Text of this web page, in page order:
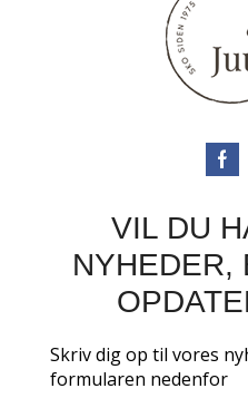
VIL DU
NYHEDER,
Skriv dig op til vores
formularen nedenfor